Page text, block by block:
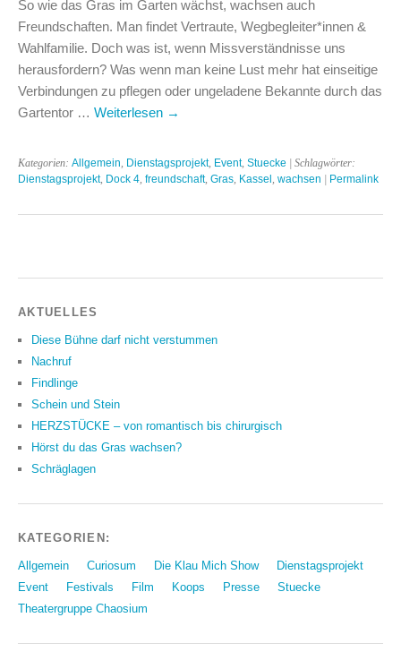
So wie das Gras im Garten wächst, wachsen auch
Freundschaften. Man findet Vertraute, Wegbegleiter*innen &
Wahlfamilie. Doch was ist, wenn Missverständnisse uns
herausfordern? Was wenn man keine Lust mehr hat einseitige
Verbindungen zu pflegen oder ungeladene Bekannte durch das
Gartentor … Weiterlesen →
Kategorien: Allgemein Dienstagsprojekt, Event, Stuecke | Schlagwörter:
Dienstagsprojekt, Dock 4 freundschaft, Gras Kassel wachsen | Permalink
AKTUELLES
Diese Bühne darf nicht verstummen
Nachruf
Findlinge
Schein und Stein
HERZSTÜCKE – von romantisch bis chirurgisch
Hörst du das Gras wachsen?
Schräglagen
KATEGORIEN:
Allgemein Curiosum Die Klau Mich Show
Dienstagsprojekt
Event
Festivals Film Koops Presse
Stuecke
Theatergruppe Chaosium